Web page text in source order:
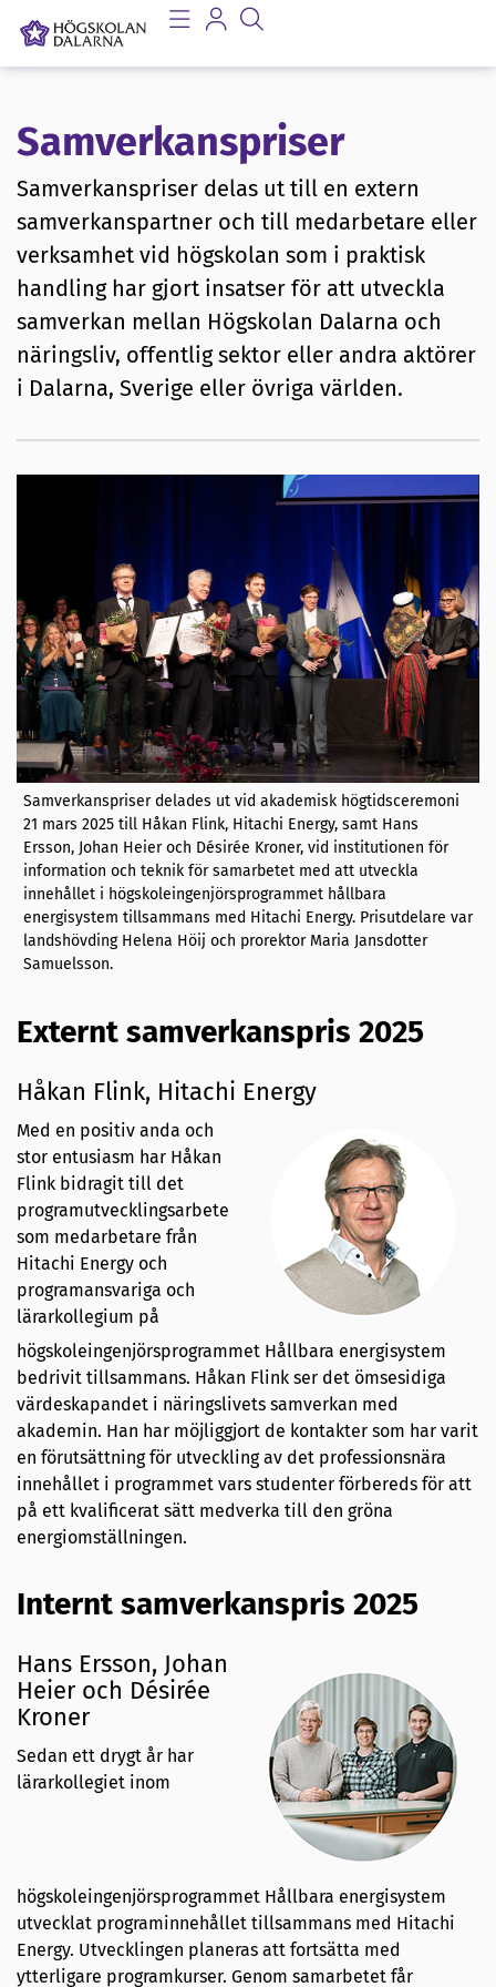
Samverkanspriser
Samverkanspriser delas ut till en extern
samverkanspartner och till medarbetare eller
verksamhet vid högskolan som i praktisk
handling har gjort insatser för att utveckla
samverkan mellan Högskolan Dalarna och
näringsliv, offentlig sektor eller andra aktörer
i Dalarna, Sverige eller övriga världen.
Samverkanspriser delades ut vid akademisk högtidsceremoni
21 mars 2025 till Håkan Flink, Hitachi Energy, samt Hans
Ersson, Johan Heier och Désirée Kroner, vid institutionen för
information och teknik för samarbetet med att utveckla
innehållet i högskoleingenjörsprogrammet hållbara
energisystem tillsammans med Hitachi Energy. Prisutdelare var
landshövding Helena Höij och prorektor Maria Jansdotter
Samuelsson.
Externt samverkanspris 2025
Håkan Flink, Hitachi Energy
Med en positiv anda och
stor entusiasm har Håkan
Flink bidragit till det
programutvecklingsarbete
som medarbetare från
Hitachi Energy och
programansvariga och
lärarkollegium på
högskoleingenjörsprogrammet Hållbara energisystem
bedrivit tillsammans. Håkan Flink ser det ömsesidiga
värdeskapandet i näringslivets samverkan med
akademin. Han har möjliggjort de kontakter som har varit
en förutsättning för utveckling av det professionsnära
innehållet i programmet vars studenter förbereds för att
på ett kvalificerat sätt medverka till den gröna
energiomställningen.
Internt samverkanspris 2025
Hans Ersson, Johan
Heier och Désirée
Kroner
Sedan ett drygt år har
lärarkollegiet inom
högskoleingenjörsprogrammet Hållbara energisystem
utvecklat programinnehållet tillsammans med Hitachi
Energy. Utvecklingen planeras att fortsätta med
ytterligare programkurser. Genom samarbetet får